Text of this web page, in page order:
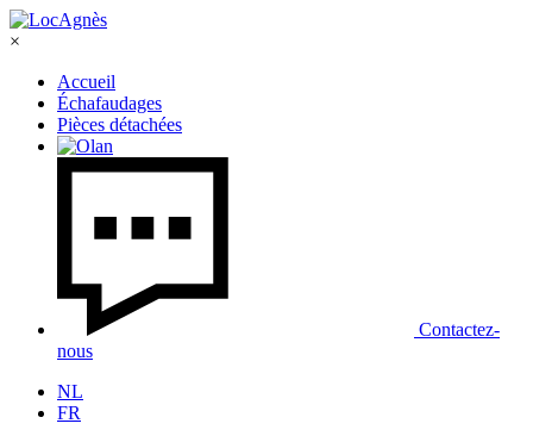
×
Accueil
Échafaudages
Pièces détachées
Contactez-
nous
NL
FR